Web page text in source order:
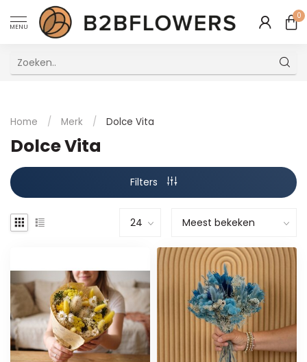
MENU
0
Home / Merk / Dolce Vita
Dolce Vita
Filters